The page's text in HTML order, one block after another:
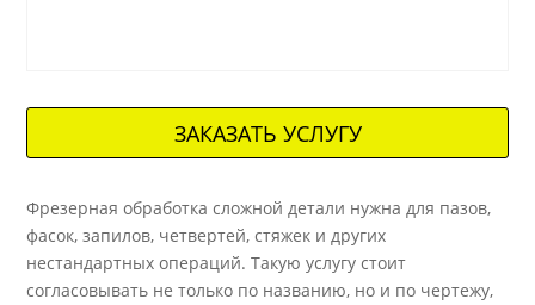
ЗАКАЗАТЬ УСЛУГУ
Фрезерная обработка сложной детали нужна для пазов,
фасок, запилов, четвертей, стяжек и других
нестандартных операций. Такую услугу стоит
согласовывать не только по названию, но и по чертежу,